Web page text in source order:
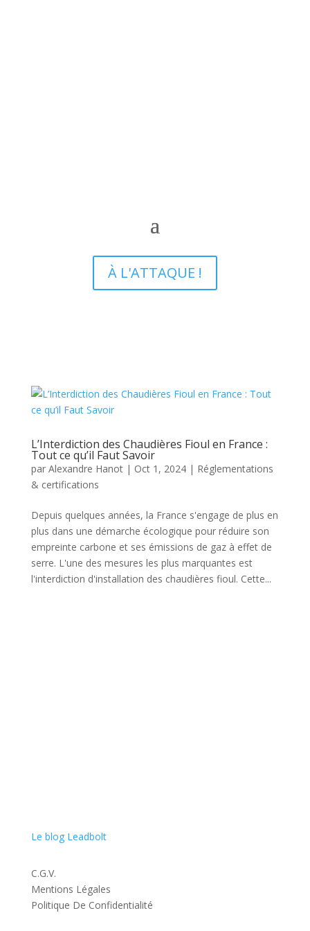
À L'ATTAQUE !
L’Interdiction des Chaudières Fioul en France :
Tout ce qu’il Faut Savoir
par Alexandre Hanot| Oct 1, 2024| Réglementations
& certifications
Depuis quelques années, la France s'engage de plus en
plus dans une démarche écologique pour réduire son
empreinte carbone et ses émissions de gaz à effet de
serre. L'une des mesures les plus marquantes est
l'interdiction d'installation des chaudières fioul. Cette...
Le blog Leadbolt
C.G.V.
Mentions Légales
Politique De Confidentialité